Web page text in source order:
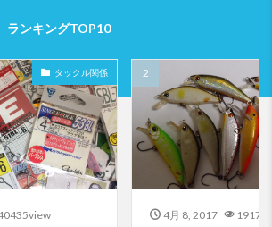
ランキングTOP10
タックル関係
4月 8, 2017